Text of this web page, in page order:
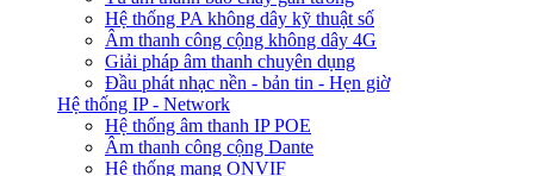
Hệ thống PA không dây kỹ thuật số
Âm thanh công cộng không dây 4G
Giải pháp âm thanh chuyên dụng
Đầu phát nhạc nền - bản tin - Hẹn giờ
Hệ thống IP - Network
Hệ thống âm thanh IP POE
Âm thanh công cộng Dante
Hệ thống mạng ONVIF